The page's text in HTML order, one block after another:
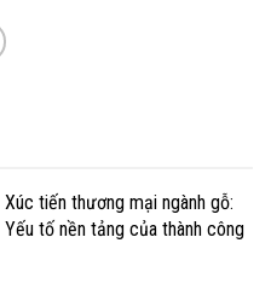
Xúc tiến thương mại ngành gỗ:
Yếu tố nền tảng của thành công